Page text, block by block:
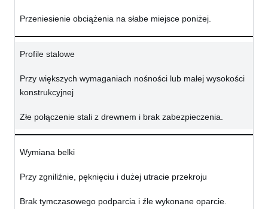
Przeniesienie obciążenia na słabe miejsce poniżej.
Profile stalowe
Przy większych wymaganiach nośności lub małej wysokości
konstrukcyjnej
Złe połączenie stali z drewnem i brak zabezpieczenia.
Wymiana belki
Przy zgniliźnie, pęknięciu i dużej utracie przekroju
Brak tymczasowego podparcia i źle wykonane oparcie.